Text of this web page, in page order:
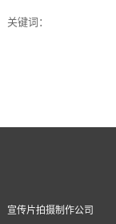
关键词：
宣传片拍摄制作公司